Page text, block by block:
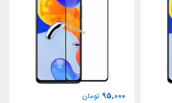
95,000 تومان